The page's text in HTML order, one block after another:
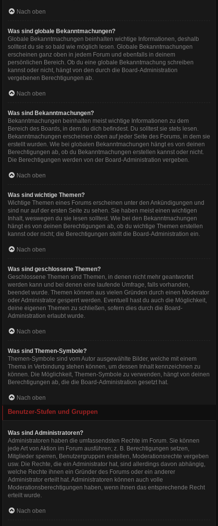
Nach oben
Was sind globale Bekanntmachungen?
Globale Bekanntmachungen beinhalten wichtige Informationen, deshalb
solltest du sie so bald wie möglich lesen. Globale Bekanntmachungen
erscheinen ganz oben in jedem Forum und ebenfalls in deinem
persönlichen Bereich. Ob du eine globale Bekanntmachung schreiben
kannst oder nicht, hängt von den durch die Board-Administration
vergebenen Berechtigungen ab.
Nach oben
Was sind Bekanntmachungen?
Bekanntmachungen beinhalten meist wichtige Informationen zu dem
Bereich des Boards, in dem du dich befindest. Du solltest sie stets lesen.
Bekanntmachungen erscheinen oben auf jeder Seite des Forums, in dem sie
erstellt wurden. Wie bei globalen Bekanntmachungen hängt es von deinen
Berechtigungen ab, ob du Bekanntmachungen erstellen kannst oder nicht.
Die Berechtigungen werden von der Board-Administration vergeben.
Nach oben
Was sind wichtige Themen?
Wichtige Themen eines Forums erscheinen unter den Ankündigungen und
sind nur auf der ersten Seite zu sehen. Sie haben meist einen wichtigen
Inhalt, weswegen du sie lesen solltest. Wie bei den Bekanntmachungen
hängt es von deinen Berechtigungen ab, ob du wichtige Themen erstellen
kannst oder nicht; die Berechtigungen stellt die Board-Administration ein.
Nach oben
Was sind geschlossene Themen?
Geschlossene Themen sind Themen, in denen nicht mehr geantwortet
werden kann und bei denen eine laufende Umfrage, falls vorhanden,
beendet wurde. Themen können aus vielen Gründen durch einen Moderator
oder Administrator gesperrt werden. Eventuell hast du auch die Möglichkeit,
deine eigenen Themen zu schließen, sofern dies durch die Board-
Administration erlaubt wurde.
Nach oben
Was sind Themen-Symbole?
Themen-Symbole sind vom Autor ausgewählte Bilder, welche mit einem
Thema in Verbindung stehen können, um dessen Inhalt kennzeichnen zu
können. Die Möglichkeit, Themen-Symbole zu verwenden, hängt von deinen
Berechtigungen ab, die die Board-Administration gesetzt hat.
Nach oben
Benutzer-Stufen und Gruppen
Was sind Administratoren?
Administratoren haben die umfassendsten Rechte im Forum. Sie können
jede Art von Aktion im Forum ausführen; z. B. Berechtigungen setzen,
Mitglieder sperren, Benutzergruppen erstellen, Moderationsrechte vergeben
usw. Die Rechte, die ein Administrator hat, sind allerdings davon abhängig,
welche Rechte ihnen ein Gründer des Forums oder ein anderer
Administrator erteilt hat. Administratoren können auch volle
Moderationsberechtigungen haben, wenn ihnen das entsprechende Recht
erteilt wurde.
Nach oben